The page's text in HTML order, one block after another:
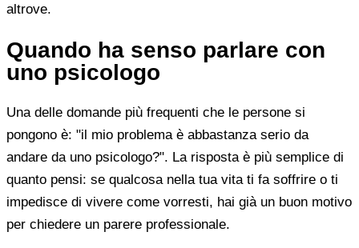
altrove.
Quando ha senso parlare con
uno psicologo
Una delle domande più frequenti che le persone si
pongono è: "il mio problema è abbastanza serio da
andare da uno psicologo?". La risposta è più semplice di
quanto pensi: se qualcosa nella tua vita ti fa soffrire o ti
impedisce di vivere come vorresti, hai già un buon motivo
per chiedere un parere professionale.